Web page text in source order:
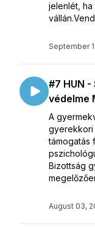
jelenlét, ha
September
#7 HUN -
védelme
A
gyerekkori
támogatás
Bizottság
August 03,